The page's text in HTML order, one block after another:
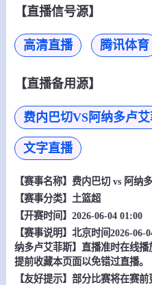
【直播信号源】
高清直播 腾讯体育
【直播备用源】
费内巴切VS阿纳多卢
文字直播
【赛事名称】 费内巴切 vs 阿纳
【赛事分类】 土篮超
【开赛时间】2026-06-04 01:00
【赛事说明】北京时间2026-
纳多卢艾菲斯】直播准时在线
提前收藏本页面以免错过直播。
【友好提示】部分比赛将在赛